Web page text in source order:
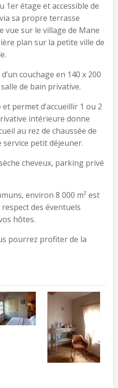
1er étage et accessible de
sa propre terrasse
vue sur le village de Mane
plan sur la petite ville de
couchage en 140 x 200
de bain privative.
permet d’accueillir 1 ou 2
intérieure donne
au rez de chaussée de
petit déjeuner.
cheveux, parking privé
environ 8 000 m² est
des éventuels
hôtes.
pourrez profiter de la